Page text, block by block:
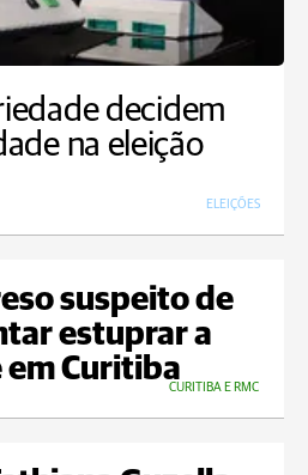
decidem
na eleição
ELEIÇÕES
suspeito de
estuprar a
Curitiba
CURITIBA E RMC